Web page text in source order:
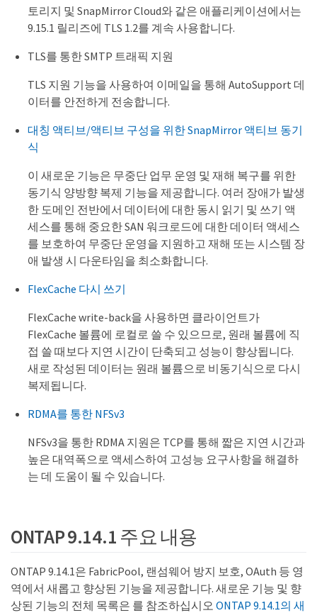
토리지 및 SnapMirror Cloud와 같은 애플리케이션에서는
9.15.1 릴리즈에 TLS 1.2를 계속 사용합니다.
TLS를 통한 SMTP 트래픽 지원
TLS 지원 기능을 사용하여 이메일을 통해 AutoSupport 데
이터를 안전하게 전송합니다.
대칭 액티브/액티브 구성을 위한 SnapMirror 액티브 동기
식
이 새로운 기능은 무중단 업무 운영 및 재해 복구를 위한
동기식 양방향 복제 기능을 제공합니다. 여러 장애가 발생
한 도메인 전반에서 데이터에 대한 동시 읽기 및 쓰기 액
세스를 통해 중요한 SAN 워크로드에 대한 데이터 액세스
를 보호하여 무중단 운영을 지원하고 재해 또는 시스템 장
애 발생 시 다운타임을 최소화합니다.
FlexCache 다시 쓰기
FlexCache write-back을 사용하면 클라이언트가
FlexCache 볼륨에 로컬로 쓸 수 있으므로, 원래 볼륨에 직
접 쓸 때보다 지연 시간이 단축되고 성능이 향상됩니다.
새로 작성된 데이터는 원래 볼륨으로 비동기식으로 다시
복제됩니다.
RDMA를 통한 NFSv3
NFSv3을 통한 RDMA 지원은 TCP를 통해 짧은 지연 시간과
높은 대역폭으로 액세스하여 고성능 요구사항을 해결하
는 데 도움이 될 수 있습니다.
ONTAP 9.14.1 주요 내용
ONTAP 9.14.1은 FabricPool, 랜섬웨어 방지 보호, OAuth 등 영
역에서 새롭고 향상된 기능을 제공합니다. 새로운 기능 및 향
상된 기능의 전체 목록은 를 참조하십시오 ONTAP 9.14.1의 새